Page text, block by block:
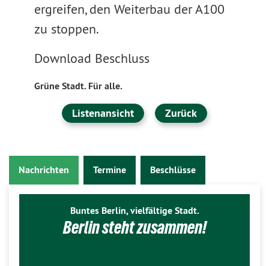
ergreifen, den Weiterbau der A100
zu stoppen.
Download Beschluss
Grüne Stadt. Für alle.
Listenansicht Zurück
Nachrichten Termine Beschlüsse
Buntes Berlin, vielfältige Stadt.
Berlin steht zusammen!